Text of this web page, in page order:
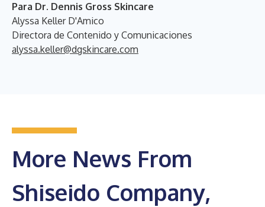
Para Dr. Dennis Gross Skincare
Alyssa Keller D'Amico
Directora de Contenido y Comunicaciones
alyssa.keller@dgskincare.com
More News From
Shiseido Company,